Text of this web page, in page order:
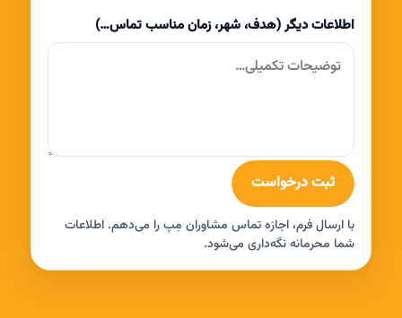
اطلاعات دیگر (هدف، شهر، زمان مناسب تماس…)
ثبت درخواست
با ارسال فرم، اجازه تماس مشاوران مِپ را می‌دهم. اطلاعات
شما محرمانه نگه‌داری می‌شود.